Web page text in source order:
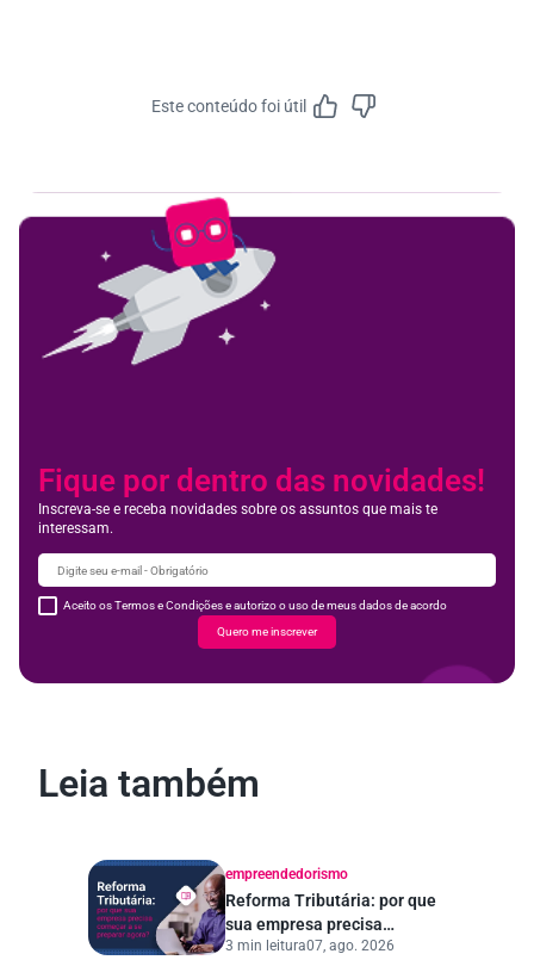
Este conteúdo foi útil
Fique por dentro das novidades!
Inscreva-se e receba novidades sobre os assuntos que mais te
interessam.
Aceito os Termos e Condições e autorizo o uso de meus dados de acordo
Quero me inscrever
Leia também
empreendedorismo
Reforma Tributária: por que
sua empresa precisa
começar a se preparar
3 min leitura07, ago. 2026